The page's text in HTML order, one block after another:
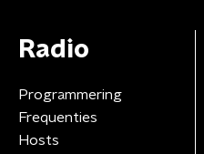
Radio
Programmering
Frequenties
Hosts